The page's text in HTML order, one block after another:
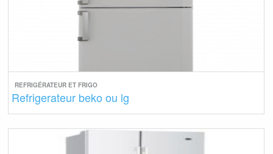
REFRIGÉRATEUR ET FRIGO
Refrigerateur beko ou lg